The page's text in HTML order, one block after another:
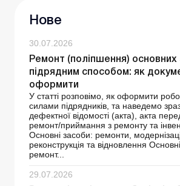
Нове
30.07.2026
Ремонт (поліпшення) основних
підрядним способом: як
оформити
У статті розповімо, як оформити
силами підрядників, та наведемо
дефектної відомості (акта), акта
ремонт/приймання з ремонту та
Основні засоби: ремонти,
реконструкція та відновлення
ремонт...
29.07.2026